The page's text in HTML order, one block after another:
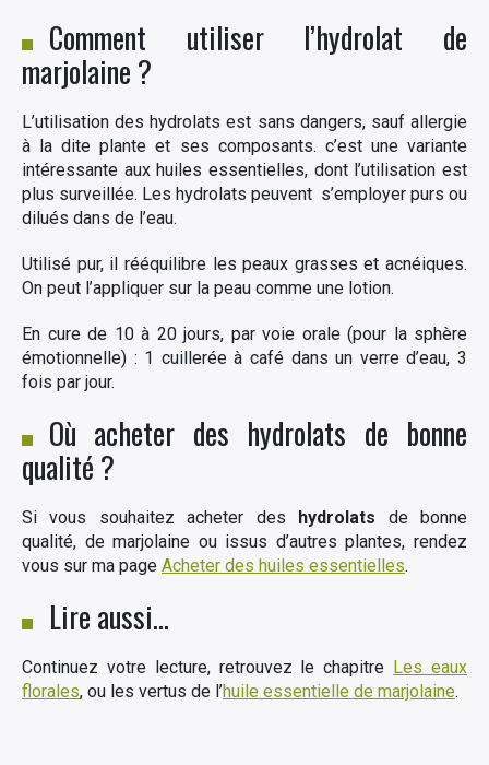
Comment utiliser l’hydrolat de
marjolaine ?
L’utilisation des hydrolats est sans dangers, sauf allergie
à la dite plante et ses composants. c’est une variante
intéressante aux huiles essentielles, dont l’utilisation est
plus surveillée. Les hydrolats peuvent s’employer purs ou
dilués dans de l’eau.
Utilisé pur, il rééquilibre les peaux grasses et acnéiques.
On peut l’appliquer sur la peau comme une lotion.
En cure de 10 à 20 jours, par voie orale (pour la sphère
émotionnelle) : 1 cuillerée à café dans un verre d’eau, 3
fois par jour.
Où acheter des hydrolats de bonne
qualité ?
Si vous souhaitez acheter des hydrolats de bonne
qualité, de marjolaine ou issus d’autres plantes, rendez
vous sur ma page Acheter des huiles essentielles.
Lire aussi…
Continuez votre lecture, retrouvez le chapitre Les eaux
florales, ou les vertus de l’huile essentielle de marjolaine.